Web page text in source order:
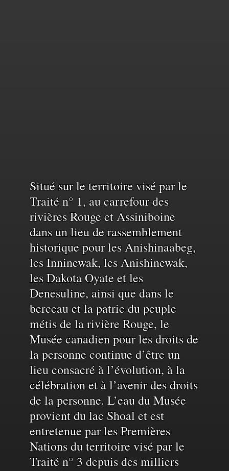
Reconnaissance
du
territoire
et
de
l'eau
Situé sur le territoire visé par le
Traité n° 1, au carrefour des
rivières Rouge et Assiniboine
dans un lieu de rassemblement
historique pour les Anishinaabeg,
les Inninewak, les Anishinewak,
les Dakota Oyate et les
Denesuline, ainsi que dans le
berceau et la patrie du peuple
métis de la rivière Rouge, le
Musée canadien pour les droits de
la personne continue d’être un
lieu consacré à l’évolution, à la
célébration et à l’avenir des droits
de la personne. L’eau du Musée
provient du lac Shoal et est
entretenue par les Premières
Nations du territoire visé par le
Traité n° 3 depuis des milliers